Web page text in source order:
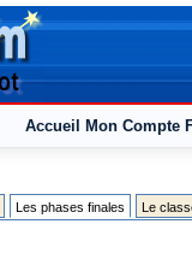
Accueil Mon Compte
Les phases finales Le